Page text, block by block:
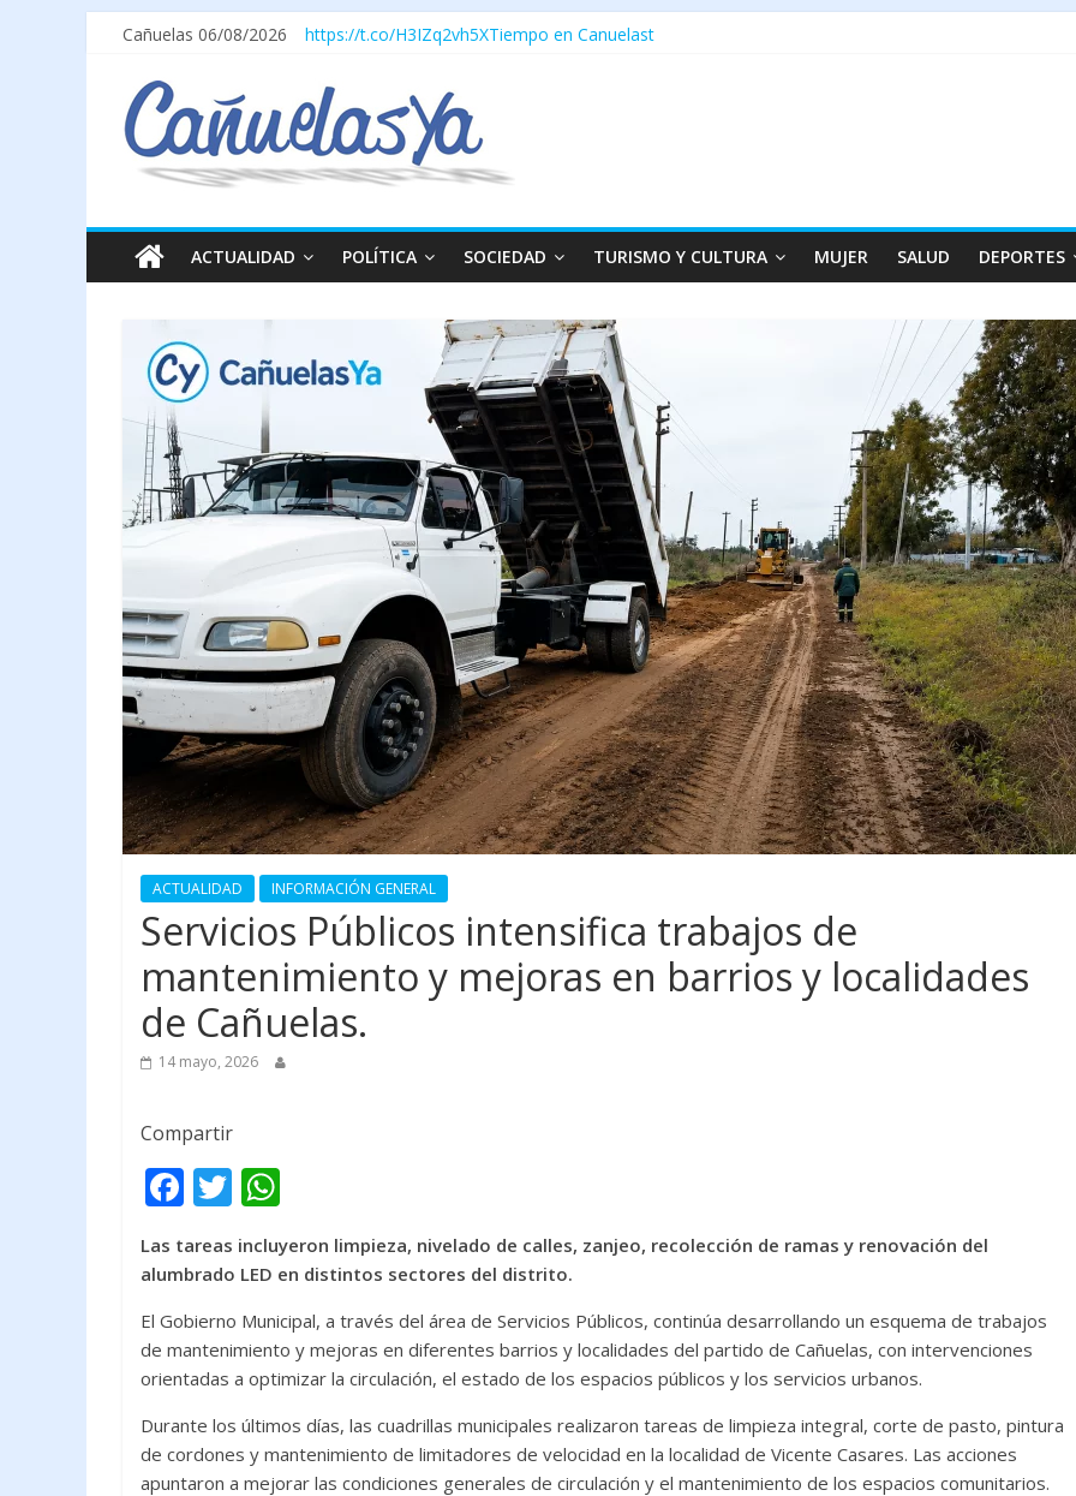
Cañuelas 06/08/2026 https://t.co/H3IZq2vh5XTiempo en Canuelast
ACTUALIDAD POLÍTICA SOCIEDAD TURISMO Y CULTURA MUJER SALUD DEPORTES
ACTUALIDAD INFORMACIÓN GENERAL
Servicios Públicos intensifica trabajos de
mantenimiento y mejoras en barrios y localidades
de Cañuelas.
14 mayo, 2026
Compartir
F
e
b
o
o
k
T
w
itt
er
at
s
A
p
p
Las tareas incluyeron limpieza, nivelado de calles, zanjeo, recolección de ramas y renovación del
alumbrado LED en distintos sectores del distrito.
El Gobierno Municipal, a través del área de Servicios Públicos, continúa desarrollando un esquema de trabajos
de mantenimiento y mejoras en diferentes barrios y localidades del partido de Cañuelas, con intervenciones
orientadas a optimizar la circulación, el estado de los espacios públicos y los servicios urbanos.
Durante los últimos días, las cuadrillas municipales realizaron tareas de limpieza integral, corte de pasto, pintura
de cordones y mantenimiento de limitadores de velocidad en la localidad de Vicente Casares. Las acciones
apuntaron a mejorar las condiciones generales de circulación y el mantenimiento de los espacios comunitarios.